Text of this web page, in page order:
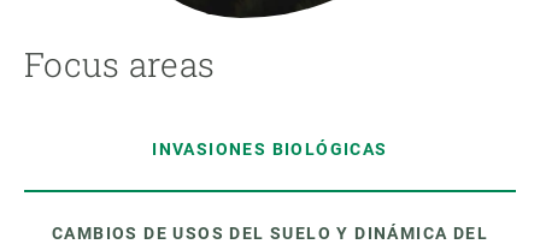
Focus areas
INVASIONES BIOLÓGICAS
CAMBIOS DE USOS DEL SUELO Y DINÁMICA DEL